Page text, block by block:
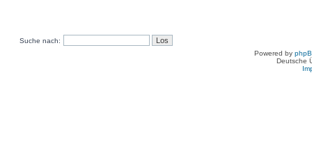
Suche nach:
Powered by
Deutsche